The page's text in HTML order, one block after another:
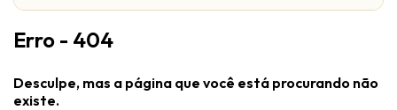
Erro - 404
Desculpe, mas a página que você está procurando não
existe.